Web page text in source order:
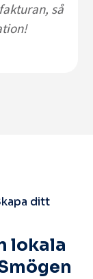
så
ditt
lokala